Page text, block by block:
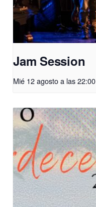
Jam Session
Mié 12 agosto a las 22:00